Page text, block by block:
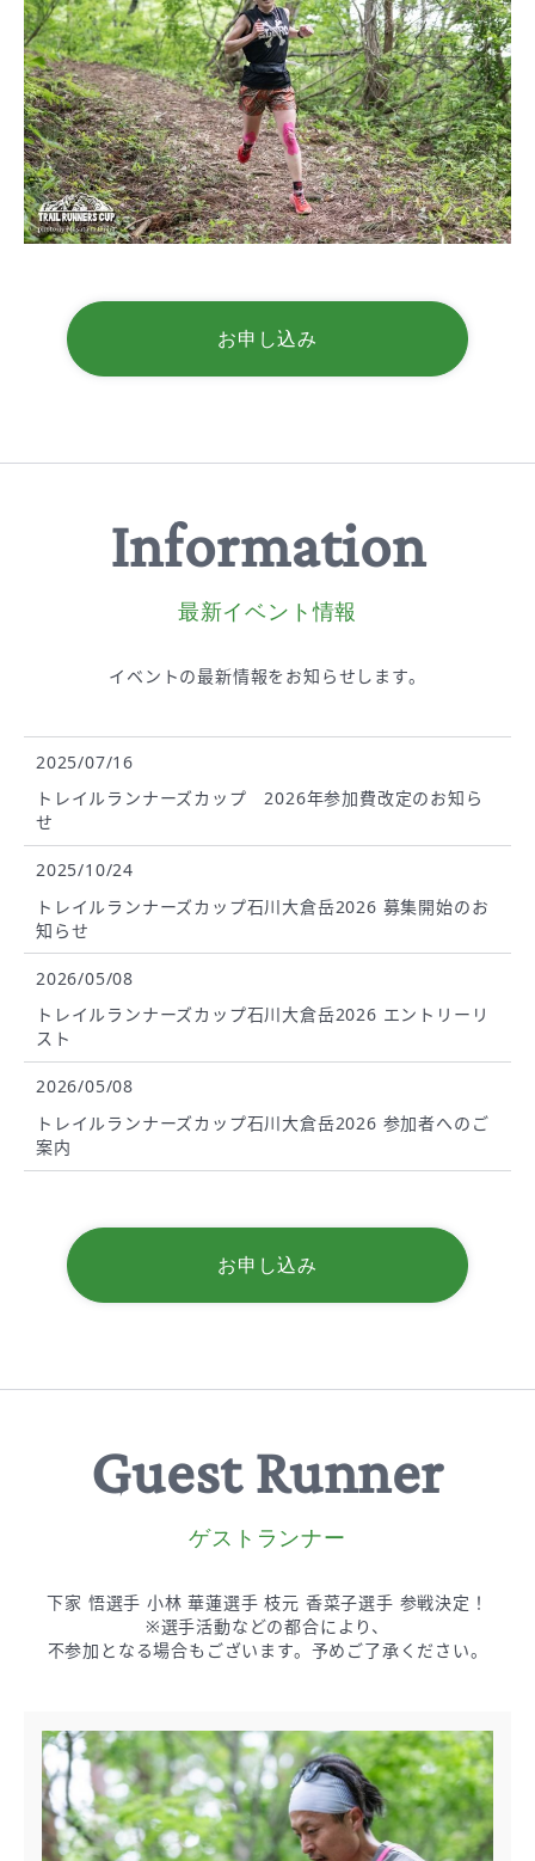
お申し込み
Information
最新イベント情報
イベントの最新情報をお知らせします。
2025/07/16
トレイルランナーズカップ 2026年参加費改定のお知ら
せ
2025/10/24
トレイルランナーズカップ石川大倉岳2026 募集開始のお
知らせ
2026/05/08
トレイルランナーズカップ石川大倉岳2026 エントリーリ
スト
2026/05/08
トレイルランナーズカップ石川大倉岳2026 参加者へのご
案内
お申し込み
Guest Runner
ゲストランナー
下家 悟選手 小林 華蓮選手 枝元 香菜子選手 参戦決定！
※選手活動などの都合により、
不参加となる場合もございます。 予めご了承ください。